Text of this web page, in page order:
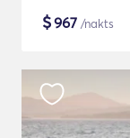
$967 /nakts